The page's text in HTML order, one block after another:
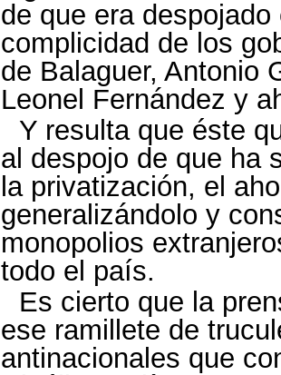
de que era
complicidad de los
de Balaguer, Antonio
Leonel Fernández y
Y resulta que éste
al despojo de que ha
la privatización, el
generalizándolo y
monopolios
todo el país.
Es cierto que la
ese ramillete de
antinacionales que